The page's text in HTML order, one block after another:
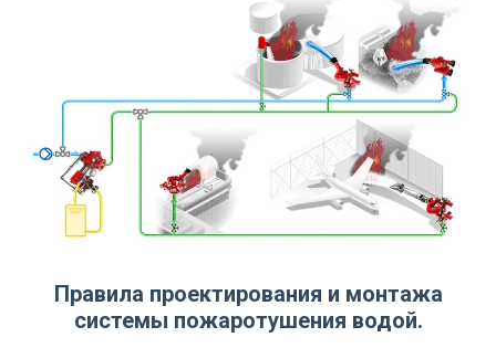
Правила проектирования и монтажа
системы пожаротушения водой.